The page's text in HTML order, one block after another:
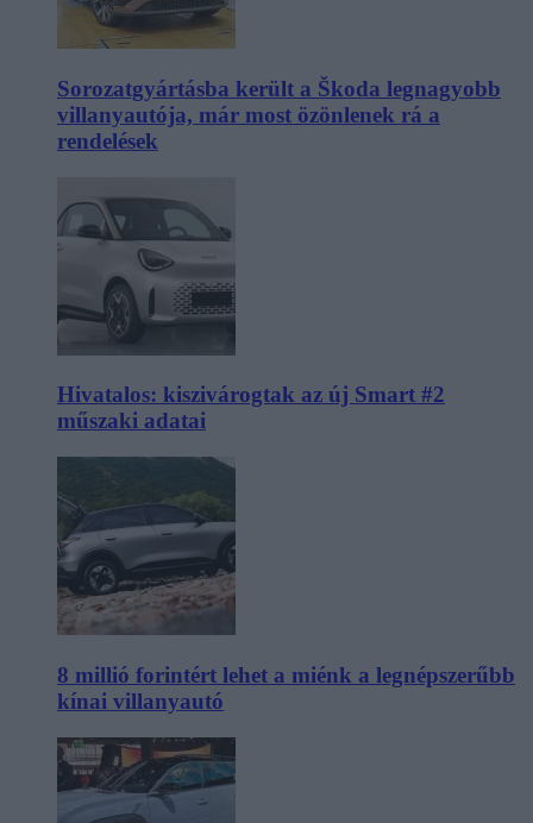
Sorozatgyártásba került a Škoda legnagyobb
villanyautója, már most özönlenek rá a
rendelések
Hivatalos: kiszivárogtak az új Smart #2
műszaki adatai
8 millió forintért lehet a miénk a legnépszerűbb
kínai villanyautó